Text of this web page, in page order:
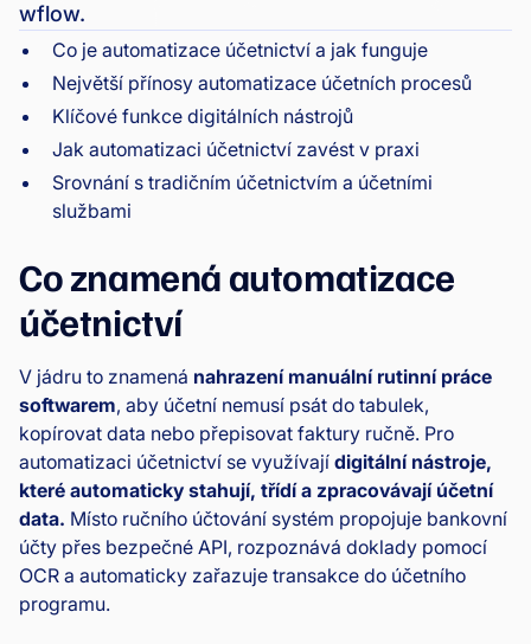
wflow.
Co je automatizace účetnictví a jak funguje
Největší přínosy automatizace účetních procesů
Klíčové funkce digitálních nástrojů
Jak automatizaci účetnictví zavést v praxi
Srovnání s tradičním účetnictvím a účetními
službami
Co znamená automatizace
účetnictví
V jádru to znamená nahrazení manuální rutinní práce
softwarem, aby účetní nemusí psát do tabulek,
kopírovat data nebo přepisovat faktury ručně. Pro
automatizaci účetnictví se využívají digitální nástroje,
které automaticky stahují, třídí a zpracovávají účetní
data. Místo ručního účtování systém propojuje bankovní
účty přes bezpečné API, rozpoznává doklady pomocí
OCR a automaticky zařazuje transakce do účetního
programu.